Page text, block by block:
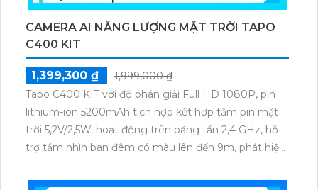
CAMERA AI NĂNG LƯỢNG MẶT TRỜI TAPO
C400 KIT
1,399,300 ₫
1,999,000 ₫
Tapo C400 KIT với độ phân giải Full HD 1080P, pin
lithium-ion 5200mAh tích hợp kết hợp tấm pin mặt
trời 5,2V/2,5W, hoạt động trên băng tần 2,4 GHz, hỗ
trợ tầm nhìn ban đêm có màu lên đến 9m, phát hiện
dữ liệu qua thẻ microSD lên đến 512GB.